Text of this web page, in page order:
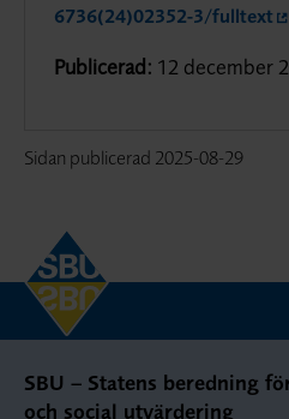
6736(24)02352-3/fulltext
Publicerad: 12 december
Sidan publicerad 2025-08-29
SBU – Statens beredning
och social utvärdering